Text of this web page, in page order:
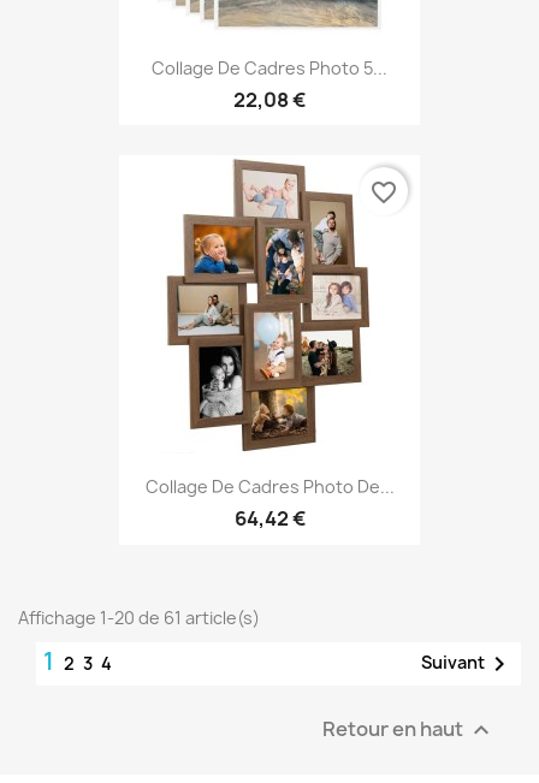
Collage De Cadres Photo 5...
22,08 €
Collage De Cadres Photo De...
64,42 €
favorite_border
Affichage 1-20 de 61 article(s)
1 2 3 4 Suivant 
Retour en haut 